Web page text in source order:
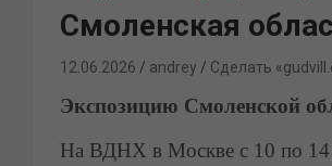
Смоленская
12.06.2026 andrey Сделать
Экспозицию Смоленской
На ВДНХ в Москве с 10 по 14